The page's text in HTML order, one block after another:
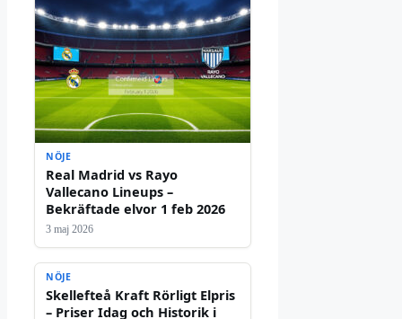
NÖJE
Real Madrid vs Rayo
Vallecano Lineups –
Bekräftade elvor 1 feb 2026
3 maj 2026
NÖJE
Skellefteå Kraft Rörligt Elpris
– Priser Idag och Historik i